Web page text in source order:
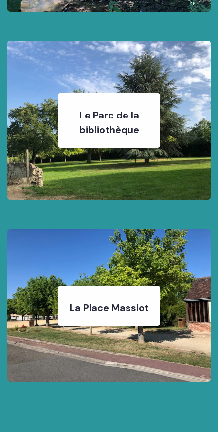
Le Parc de la
bibliothèque
La Place Massiot